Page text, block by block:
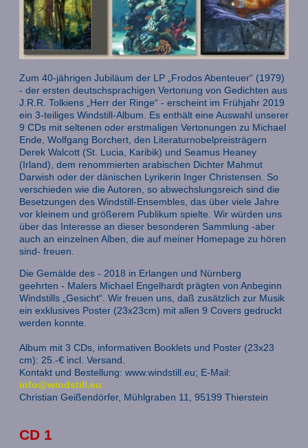
Zum 40-jährigen Jubiläum der LP „Frodos Abenteuer“ (1979)
- der ersten deutschsprachigen Vertonung von Gedichten aus
J.R.R. Tolkiens „Herr der Ringe“ - erscheint im Frühjahr 2019
ein 3-teiliges Windstill-Album. Es enthält eine Auswahl unserer
9 CDs mit seltenen oder erstmaligen Vertonungen zu Michael
Ende, Wolfgang Borchert, den Literaturnobelpreisträgern
Derek Walcott (St. Lucia, Karibik) und Seamus Heaney
(Irland), dem renommierten arabischen Dichter Mahmut
Darwish oder der dänischen Lyrikerin Inger Christensen. So
verschieden wie die Autoren, so abwechslungsreich sind die
Besetzungen des Windstill-Ensembles, das über viele Jahre
vor kleinem und größerem Publikum spielte. Wir würden uns
über das Interesse an dieser besonderen Sammlung -aber
auch an einzelnen Alben, die auf meiner Homepage zu hören
sind- freuen.
Die Gemälde des - 2018 in Erlangen und Nürnberg
geehrten - Malers Michael Engelhardt prägten von Anbeginn
Windstills „Gesicht“. Wir freuen uns, daß zusätzlich zur Musik
ein exklusives Poster (23x23cm) mit allen 9 Covers gedruckt
werden konnte.
Album mit 3 CDs, informativen Booklets und Poster (23x23
cm): 25.-€ incl. Versand.
Kontakt und Bestellung: www.windstill.eu; E-Mail:
info@windstill.eu
Christian Geißendörfer, Mühlgraben 11, 95199 Thierstein
CD 1